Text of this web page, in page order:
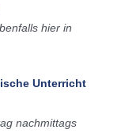
hier in
Unterricht
nachmittags